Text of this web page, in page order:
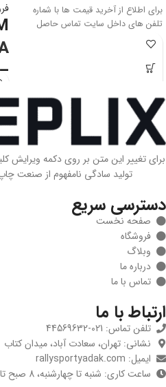
برای اطلاع از آخرید قیمت ها با شماره
تلفن های داخل سایت تماس حاصل
فرمایید
برند Hyundai/KIA Genuine Parts
سطح کیفیت اصلی
تکنولوژی و ساخت
گارانتی
برند خودرو
مدل و
تیپ
2016
–
|
برای تغییر این متن بر روی دکمه ویرایش
تولید سادگی نامفهوم از صنعت
دسترسی سریع
صفحه نخست
فروشگاه
وبلاگ
درباره ما
تماس با ما
ارتباط با ما
تلفن تماس: 021-44569632
نشانی: تهران، سعادت آباد، میدان کتاب
ایمیل: rallysportyadak.com
ساعت کاری: شنبه تا چهارشنبه، 8 صبح تا 6 عصر